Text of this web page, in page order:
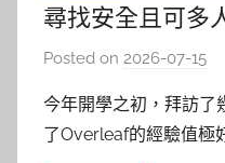
尋找安全且可多
環境？Overleaf
請表單）
Posted on 2026-07-15
湯
春
今年開學之初，拜訪了
了Overleaf的經驗值極